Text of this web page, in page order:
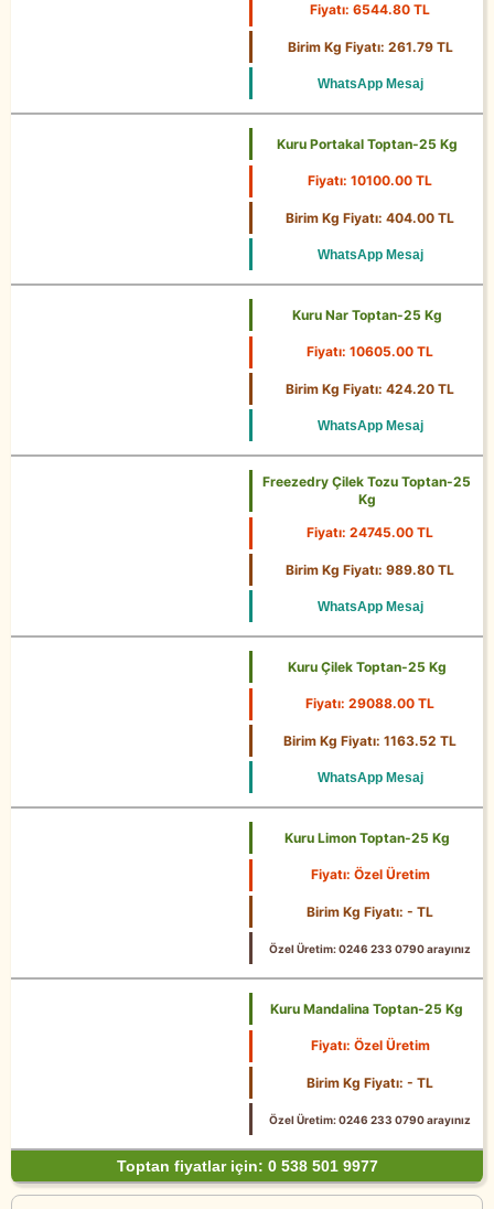
Fiyatı: 6544.80 TL
Birim Kg Fiyatı: 261.79 TL
WhatsApp Mesaj
Kuru Portakal Toptan-25 Kg
Fiyatı: 10100.00 TL
Birim Kg Fiyatı: 404.00 TL
WhatsApp Mesaj
Kuru Nar Toptan-25 Kg
Fiyatı: 10605.00 TL
Birim Kg Fiyatı: 424.20 TL
WhatsApp Mesaj
Freezedry Çilek Tozu Toptan-25
Kg
Fiyatı: 24745.00 TL
Birim Kg Fiyatı: 989.80 TL
WhatsApp Mesaj
Kuru Çilek Toptan-25 Kg
Fiyatı: 29088.00 TL
Birim Kg Fiyatı: 1163.52 TL
WhatsApp Mesaj
Kuru Limon Toptan-25 Kg
Fiyatı: Özel Üretim
Birim Kg Fiyatı: - TL
Özel Üretim: 0246 233 0790 arayınız
Kuru Mandalina Toptan-25 Kg
Fiyatı: Özel Üretim
Birim Kg Fiyatı: - TL
Özel Üretim: 0246 233 0790 arayınız
Toptan fiyatlar için: 0 538 501 9977